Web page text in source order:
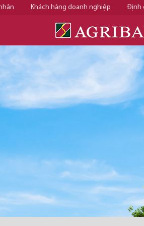
Khách hàng doanh nghiệp Định